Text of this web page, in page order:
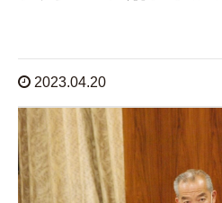
2023.04.20